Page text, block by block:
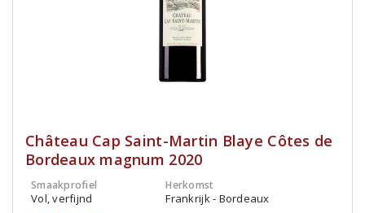
Château Cap Saint-Martin Blaye Côtes de
Bordeaux magnum 2020
Smaakprofiel
Vol, verfijnd
Herkomst
Frankrijk - Bordeaux